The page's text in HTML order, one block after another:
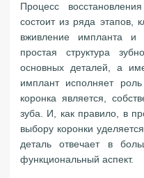
Процесс
состоит из ряда этапов,
вживление импланта и
простая структура
основных деталей, а
имплант исполняет
коронка является,
зуба. И, как правило, в
выбору коронки
деталь отвечает в
функциональный аспект.